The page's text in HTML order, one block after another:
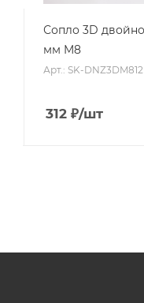
Сопло 3D
мм M8
Арт.: SK-DNZ3DM812
312₽/шт